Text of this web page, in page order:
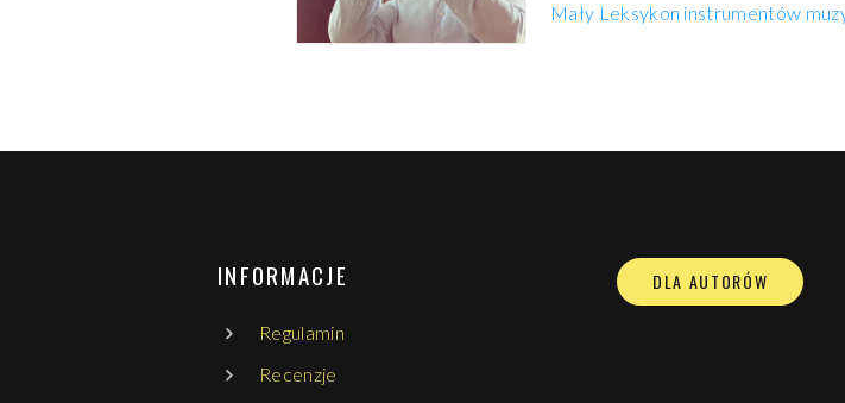
Mały Leksykon instrumentów
INFORMACJE
Regulamin
Recenzje
DLA AUTORÓW